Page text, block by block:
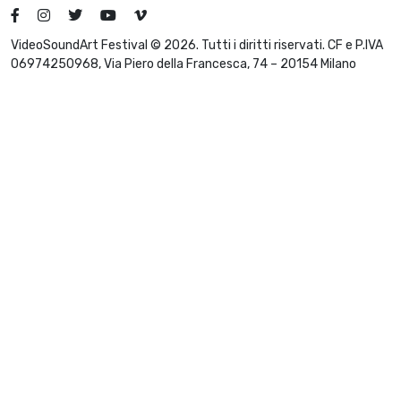
VideoSoundArt Festival © 2026. Tutti i diritti riservati. CF e P.IVA
06974250968, Via Piero della Francesca, 74 – 20154 Milano